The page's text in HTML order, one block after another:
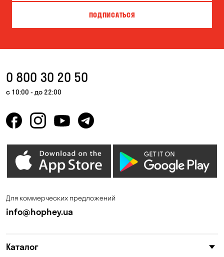
Вишневое Власовка
Гостомель
Зазимье Запорожье
Каменные Потоки
ПОДПИСАТЬСЯ
0 800 30 20 50
с 10:00 - до 22:00
Для коммерческих предложений
info@hophey.ua
Каталог